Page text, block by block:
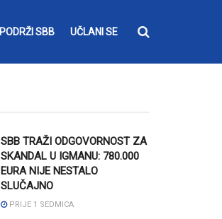
PODRŽI SBB UČLANI SE
SBB TRAŽI ODGOVORNOST ZA
SKANDAL U IGMANU: 780.000
EURA NIJE NESTALO
SLUČAJNO
PRIJE 1 SEDMICA